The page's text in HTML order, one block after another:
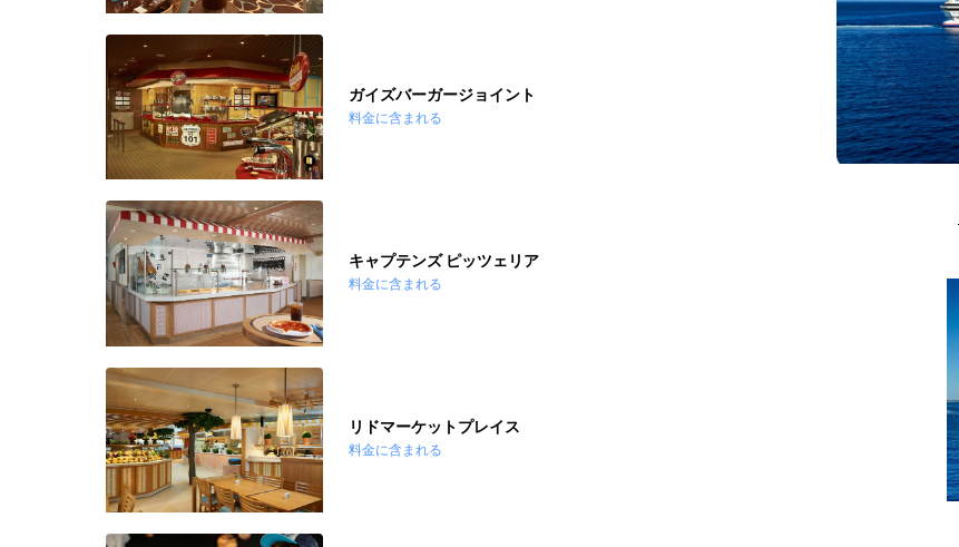
ガイズバーガージョイント
料金に含まれる
キャプテンズ ピッツェリア
料金に含まれる
リドマーケットプレイス
料金に含まれる